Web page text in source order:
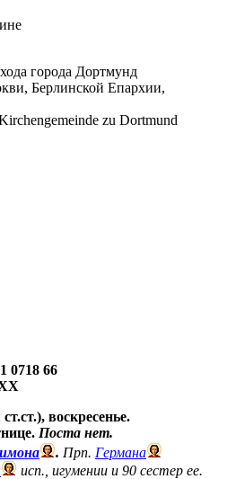
города Дортмунд
Берлинской Епархии,
zu Dortmund
0718 66
воскресенье.
Поста нет.
. Прп. Германа
исп., игумении и 90 сестер ее.